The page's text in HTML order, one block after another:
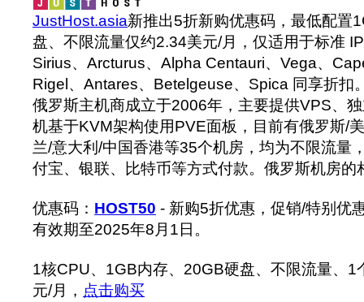
JustHost.asia新推出5折新购优惠码，最低配置
盘、不限流量仅约2.34美元/月，仅适用于标准
Sirius、Arcturus、Alpha Centauri、Vega、
Rigel、Antares、Betelgeuse、Spica 同享折扣
俄罗斯主机商成立于2006年，主要提供VPS、
机基于KVM架构使用PVE面板，目前有俄罗斯/
兰/意大利/中国香港等35个机房，均为不限流量
付宝、银联、比特币等方式付款。俄罗斯机房的
优惠码： HOST50 - 新购5折优惠，促销/特别优
有效期至2025年8月1日。
1核CPU、1GB内存、20GB硬盘、不限流量、1
元/月， 点击购买